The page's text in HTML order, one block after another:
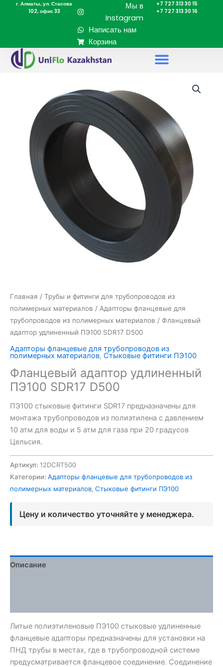
Перейтиг. Алматы, ул. Стасова
102, офис 33
Мы в
Instagram
Написать нам
Корзина
+7 727 313 30 15
+7 727 313 30 16
Главная / Трубы и фитинги для трубопроводов из
полимерных материалов / Адапторы фланцевые для
трубопроводов из полимерных материалов / Фланцевый
адаптор удлиненный ПЭ100 SDR17 D500
Адапторы фланцевые для трубопроводов из
полимерных материалов, Стыковые фитинги ПЭ100
Фланцевый адаптор удлиненный
ПЭ100 SDR17 D500
ПЭ100 стыковые фитинги SDR17 предназначены для
монтажа трубопроводов из полиэтилена с давлением
10 атм для воды и 5 атм для газа при 20 градусов
Цельсия.
Артикул: 12DCRT500
Категории: Адапторы фланцевые для трубопроводов из
полимерных материалов, Стыковые фитинги ПЭ100
Цену и количество уточняйте у менеджера.
Описание
Литые полиэтиленовые ПЭ100 стыковые удлиненные
фланцевые адапторы предназначены для установки на
ПНД трубы в местах, где в трубопроводной системе
предусматривается фланцевое соединение. Соединение